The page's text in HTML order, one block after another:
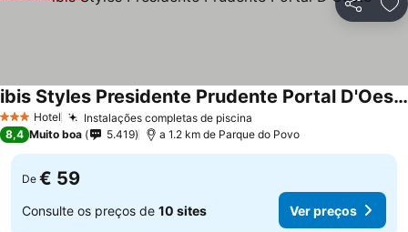
Partilhar
3 EstrelasHotel Instalações completas de piscina
ibis Styles Presidente Prudente Portal D'Oeste
8,4 Muito boa 5.419 a 1.2 km de Parque do Povo
De € 59
Consulte os preços de 10 sites Ver preços